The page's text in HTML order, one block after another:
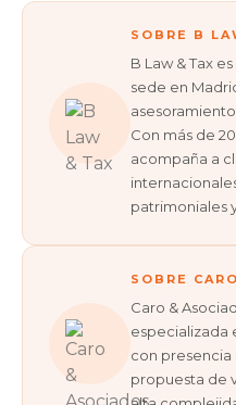
SOBRE B
B Law & Tax
sede en
Con más de
acompaña a
patrimoniales
SOBRE
Caro &
especializada
con presencia
propuesta de